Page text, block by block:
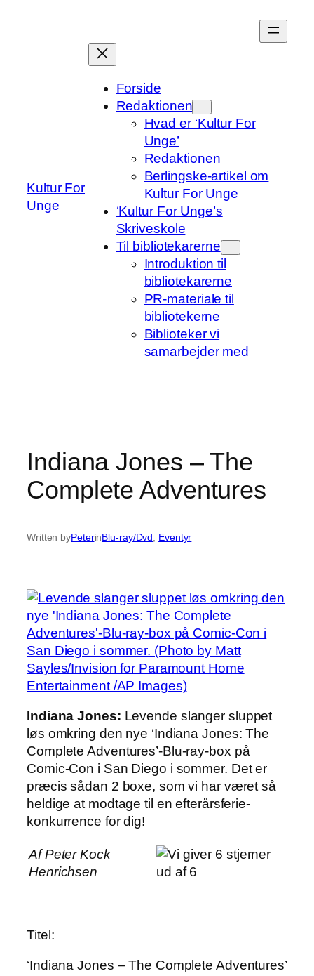
Kultur For
Unge
Forside
Redaktionen
Hvad er ‘Kultur For
Unge’
Redaktionen
Berlingske-artikel om
Kultur For Unge
‘Kultur For Unge’s
Skriveskole
Til bibliotekarerne
Introduktion til
bibliotekarerne
PR-materiale til
bibliotekerne
Biblioteker vi
samarbejder med
Indiana Jones – The
Complete Adventures
Written byPeterinBlu-ray/Dvd Eventyr
Indiana Jones: Levende slanger sluppet
løs omkring den nye ‘Indiana Jones: The
Complete Adventures’-Blu-ray-box på
Comic-Con i San Diego i sommer. Det er
præcis sådan 2 boxe, som vi har været så
heldige at modtage til en efterårsferie-
konkurrence for dig!
Af Peter Kock
Henrichsen
Titel:
‘Indiana Jones – The Complete Adventures’